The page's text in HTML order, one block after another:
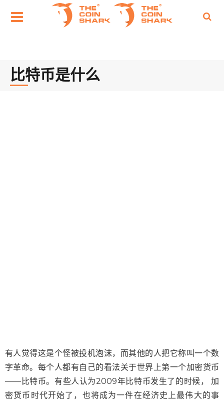
比特币是什么
有人觉得这是个怪被投机泡沫，而其他的人把它称叫一个数
字革命。每个人都有自己的看法关于世界上第一个加密货币
——比特币。有些人认为2009年比特币发生了的时候， 加
密货币时代开始了，也将成为一件在经济史上最伟大的事